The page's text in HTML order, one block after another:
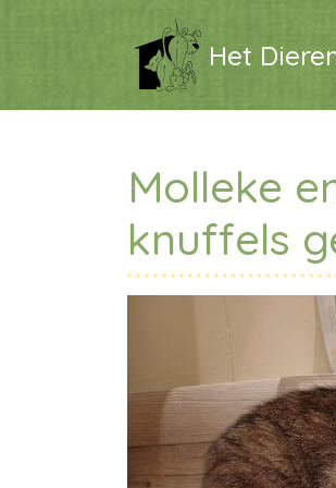
Het
Molleke
knuffels